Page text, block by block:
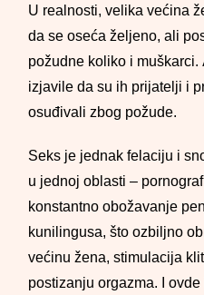
U realnosti, velika većina
da se oseća željeno, ali
požudne koliko i muškarci.
izjavile da su ih prijatelji i
osuđivali zbog požude.
Seks je jednak felaciju i
u jednoj oblasti –
konstantno obožavanje
kunilingusa, što ozbiljno
većinu žena, stimulacija
postizanju orgazma. I